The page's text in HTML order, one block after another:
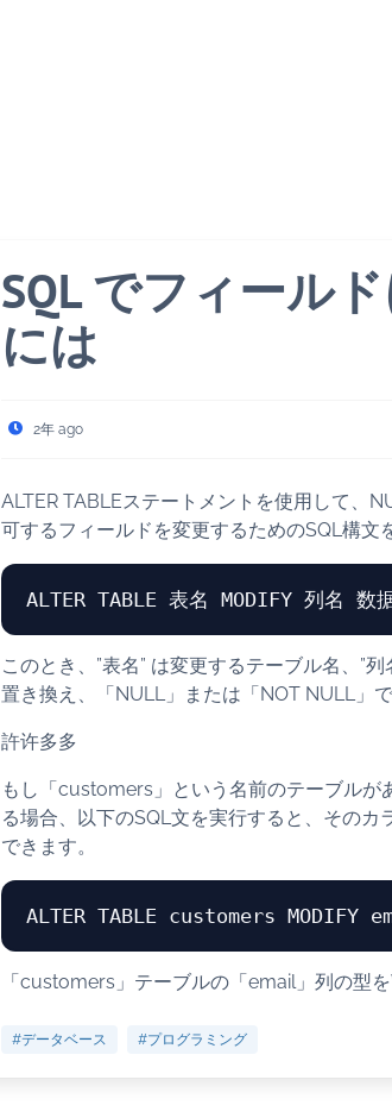
SQL でフィール
には
2年 ago
ALTER TABLEステートメントを使用して、
可するフィールドを変更するためのSQL構文
ALTER TABLE 表名 MODIFY 列名 数
このとき、”表名” は変更するテーブル名、”
置き換え、「NULL」または「NOT NULL」
許许多多
もし「customers」という名前のテーブル
る場合、以下のSQL文を実行すると、その
できます。
ALTER TABLE customers MODIFY
「customers」テーブルの「email」列の型
#データベース #プログラミング